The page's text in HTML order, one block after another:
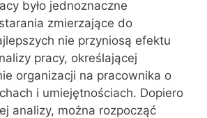
było jednoznaczne
zmierzające do
nie przyniosą efektu
pracy, określającej
organizacji na pracownika o
i umiejętnościach. Dopiero
analizy, można rozpocząć